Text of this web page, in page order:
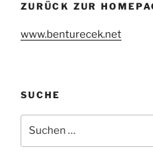
ZURÜCK ZUR
www.benturecek.net
SUCHE
nach: